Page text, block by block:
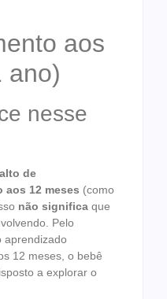
aos
ano)
nesse
de
12 meses (como
não significa que
Pelo
aprendizado
12 meses, o bebê
a explorar o